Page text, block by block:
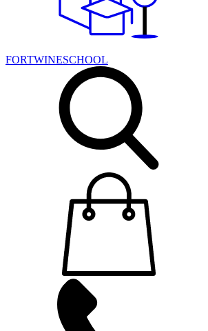
FORTWINESCHOOL